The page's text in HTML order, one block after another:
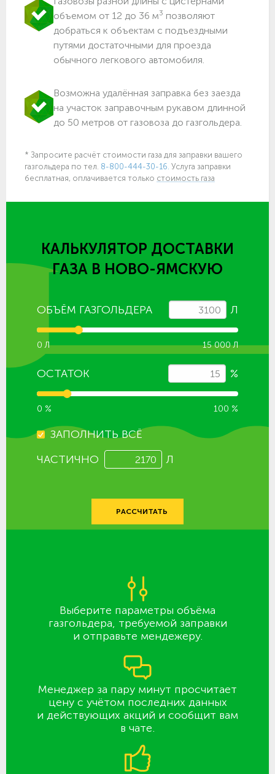
объемом от 12 до 36 м3 позволяют
добраться к объектам c подъездными
путями достаточными для проезда
обычного легкового автомобиля.
Возможна удалённая заправка без заезда
на участок заправочным рукавом длинной
до 50 метров от газовоза до газгольдера.
* Запросите расчёт стоимости газа для заправки вашего
газгольдера по тел. 8-800-444-30-16. Услуга заправки
бесплатная, оплачивается только стоимость газа
КАЛЬКУЛЯТОР ДОСТАВКИ
ГАЗА В НОВО-ЯМСКУЮ
ОБЪЁМ ГАЗГОЛЬДЕРА Л
0 Л 15 000 Л
ОСТАТОК %
0 % 100 %
ЗАПОЛНИТЬ ВСЁ
ЧАСТИЧНО
Л
РАССЧИТАТЬ
Выберите параметры объёма
газгольдера, требуемой заправки
и отправьте мендежеру.
Менеджер за пару минут просчитает
цену с учётом последних данных
и действующих акций и сообщит вам
в чате.